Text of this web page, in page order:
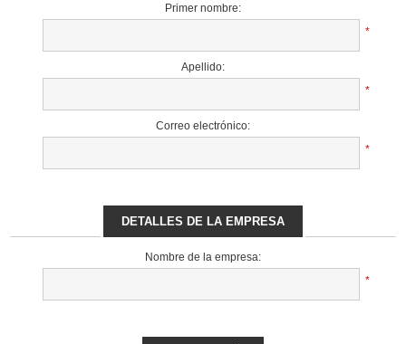
Primer nombre:
*
Apellido:
*
Correo electrónico:
*
DETALLES DE LA EMPRESA
Nombre de la empresa:
*